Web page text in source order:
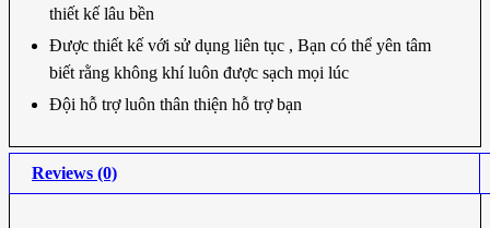
thiết kế lâu bền
Được thiết kế với sử dụng liên tục , Bạn có thể yên tâm
biết rằng không khí luôn được sạch mọi lúc
Đội hỗ trợ luôn thân thiện hỗ trợ bạn
Reviews (0)